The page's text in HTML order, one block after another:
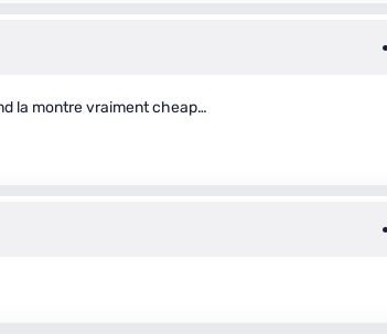
la montre vraiment cheap…